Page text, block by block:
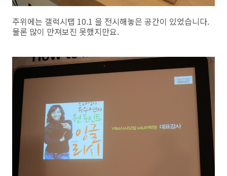
주위에는 갤럭시탭 10.1 을 전시해놓은 공간이 있었습니다.
물론 많이 만져보진 못했지만요.